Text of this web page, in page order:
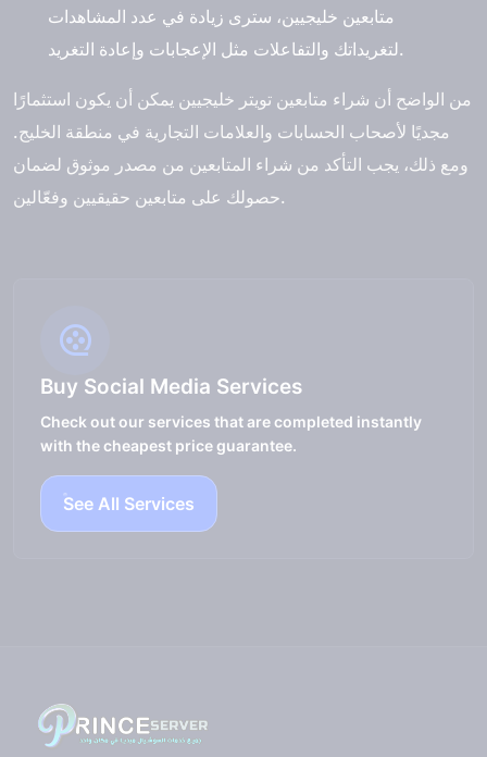
متابعين خليجيين، سترى زيادة في عدد المشاهدات
لتغريداتك والتفاعلات مثل الإعجابات وإعادة التغريد.
من الواضح أن شراء متابعين تويتر خليجيين يمكن أن يكون استثمارًا
مجديًا لأصحاب الحسابات والعلامات التجارية في منطقة الخليج.
ومع ذلك، يجب التأكد من شراء المتابعين من مصدر موثوق لضمان
حصولك على متابعين حقيقيين وفعّالين.
Buy Social Media Services
Check out our services that are completed instantly
with the cheapest price guarantee.
See All Services